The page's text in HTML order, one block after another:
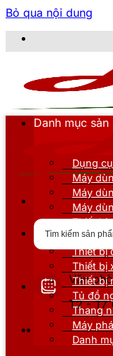
Bỏ qua nội dung
Văn
T2 - T7
Danh mục sản
Dụng
Máy
Máy
Máy
Thiết bị
Thiết bị
Thiết bị
Thiết bị
Thiết bị
Tủ đồ
Thang
Máy
Danh